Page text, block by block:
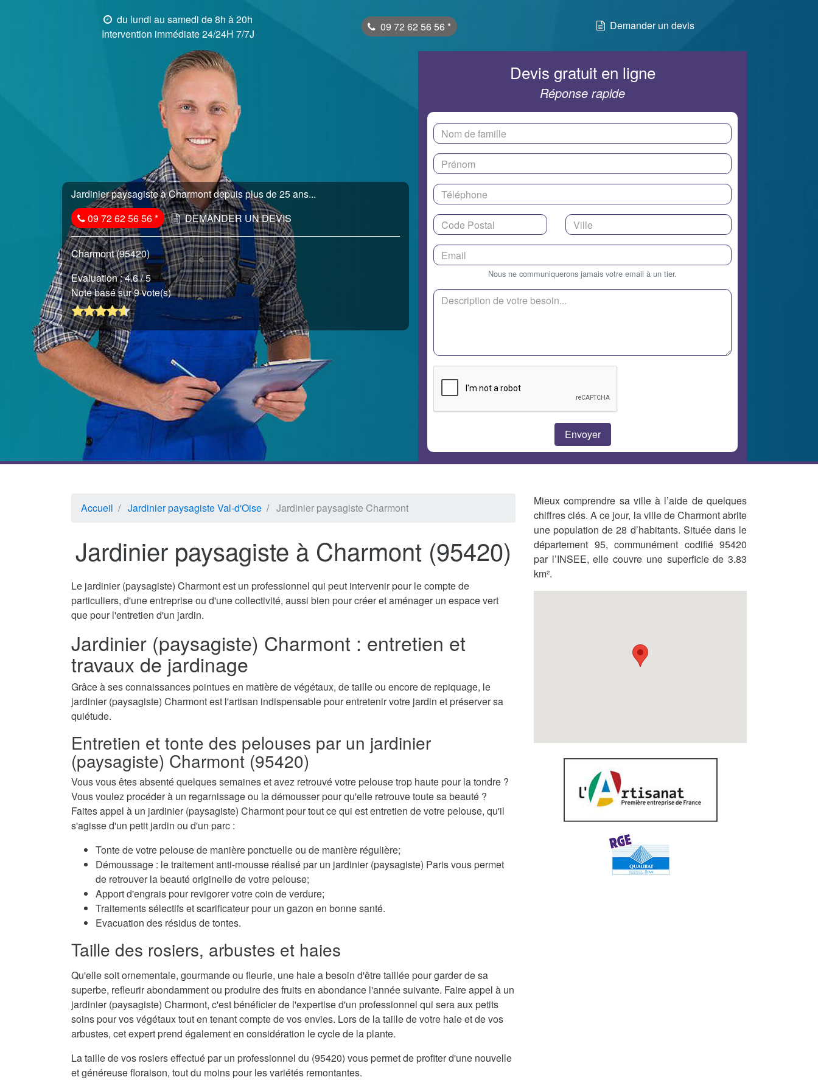
du lundi au samedi de 8h à 20h
Intervention immédiate 24/24H 7/7J
09 72 62 56 56 * Demander un devis
Jardinier paysagiste à Charmont depuis plus de 25 ans...
09 72 62 56 56* DEMANDER UN DEVIS
Charmont (95420)
Evaluation :4.6/ 5
Note basé sur 9 vote(s)
Devis gratuit en ligne
Réponse rapide
Nous ne communiquerons jamais votre email à un tier.
Accueil Jardinier paysagiste Val-d'Oise Jardinier paysagiste Charmont
Jardinier paysagiste à Charmont (95420)
Le jardinier (paysagiste) Charmont est un professionnel qui peut intervenir pour le compte de
particuliers, d'une entreprise ou d'une collectivité, aussi bien pour créer et aménager un espace vert
que pour l'entretien d'un jardin.
Jardinier (paysagiste) Charmont : entretien et
travaux de jardinage
Grâce à ses connaissances pointues en matière de végétaux, de taille ou encore de repiquage, le
jardinier (paysagiste) Charmont est l'artisan indispensable pour entretenir votre jardin et préserver sa
quiétude.
Entretien et tonte des pelouses par un jardinier
(paysagiste) Charmont (95420)
Vous vous êtes absenté quelques semaines et avez retrouvé votre pelouse trop haute pour la tondre ?
Vous voulez procéder à un regarnissage ou la démousser pour qu'elle retrouve toute sa beauté ?
Faites appel à un jardinier (paysagiste) Charmont pour tout ce qui est entretien de votre pelouse, qu'il
s'agisse d'un petit jardin ou d'un parc :
Tonte de votre pelouse de manière ponctuelle ou de manière régulière;
Démoussage : le traitement anti-mousse réalisé par un jardinier (paysagiste) Paris vous permet
de retrouver la beauté originelle de votre pelouse;
Apport d'engrais pour revigorer votre coin de verdure;
Traitements sélectifs et scarificateur pour un gazon en bonne santé.
Evacuation des résidus de tontes.
Taille des rosiers, arbustes et haies
Qu'elle soit ornementale, gourmande ou fleurie, une haie a besoin d'être taillée pour garder de sa
superbe, refleurir abondamment ou produire des fruits en abondance l'année suivante. Faire appel à un
jardinier (paysagiste) Charmont, c'est bénéficier de l'expertise d'un professionnel qui sera aux petits
soins pour vos végétaux tout en tenant compte de vos envies. Lors de la taille de votre haie et de vos
arbustes, cet expert prend également en considération le cycle de la plante.
La taille de vos rosiers effectué par un professionnel du (95420) vous permet de profiter d'une nouvelle
et généreuse floraison, tout du moins pour les variétés remontantes.
Mieux comprendre sa ville à l’aide de quelques
chiffres clés. A ce jour, la ville de Charmont abrite
une population de 28 d’habitants. Située dans le
département 95, communément codifié 95420
par l’INSEE, elle couvre une superficie de 3.83
km².